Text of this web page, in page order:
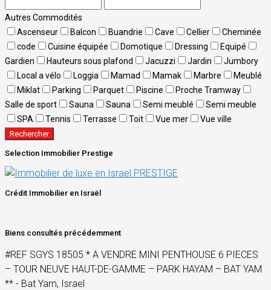
Autres Commodités
Ascenseur
Balcon Buandrie Cave Cellier
Cheminée
code
Cuisine équipée Domotique Dressing
Equipé
Gardien
Hauteurs sous plafond Jacuzzi Jardin
Jumbory
Local a vélo
Loggia Mamad Mamak Marbre
Meublé
Miklat
Parking Parquet Piscine
Proche Tramway
Salle de sport
Sauna Sauna Semi meublé
Semi meuble
SPA
Tennis Terrasse Toit Vue mer Vue ville
Rechercher
Selection Immobilier Prestige
Crédit Immobilier en Israël
Biens consultés précédemment
#REF SGYS 18505 * A VENDRE MINI PENTHOUSE 6 PIECES
– TOUR NEUVE HAUT-DE-GAMME – PARK HAYAM – BAT YAM
** - Bat Yam, Israel